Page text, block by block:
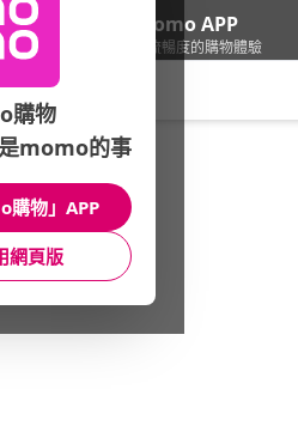
下載momo APP
給你3倍流暢度的購物體驗
文具樂器/樂器/品牌總覽
館長推薦 月銷量
購物
momo的事
購物」APP
網頁版